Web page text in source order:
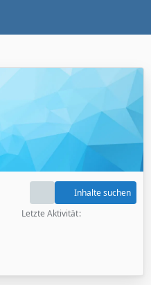
Inhalte suchen
Letzte Aktivität